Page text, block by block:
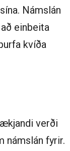
Námslán
einbeita
kvíða
verði
námslán fyrir.